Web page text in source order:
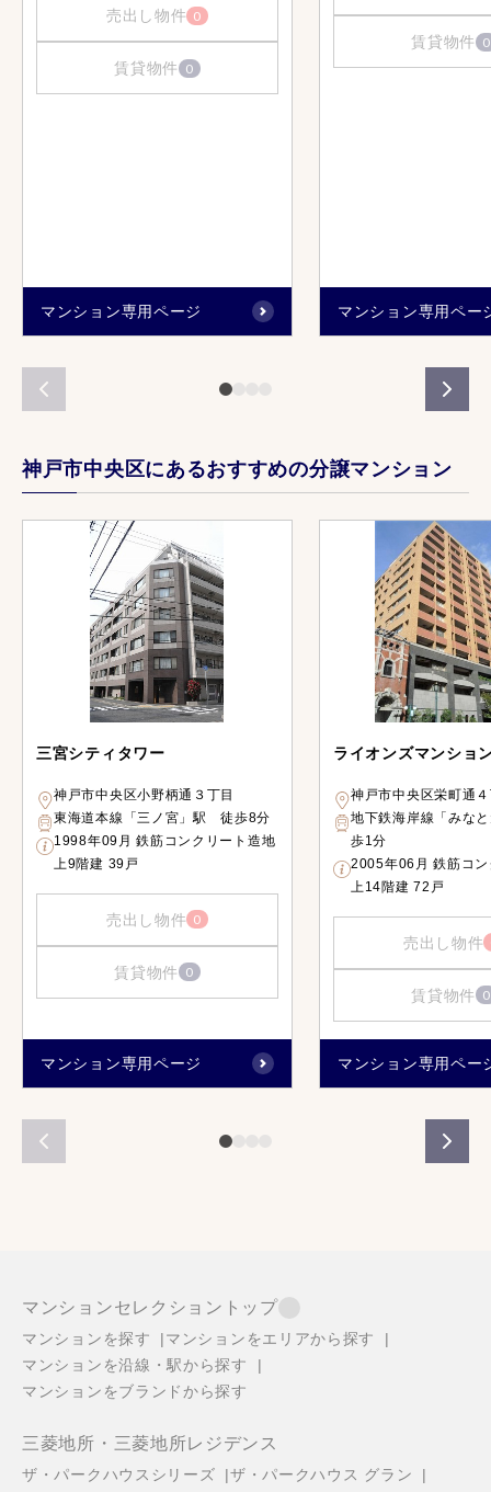
売出し物件 0
賃貸物件 0
マンション専用ページ
賃貸物件 0
マンション専用ペー
神戸市中央区にあるおすすめの分譲マンション
三宮シティタワー
神戸市中央区小野柄通３丁目
東海道本線「三ノ宮」駅 徒歩8分
1998年09月 鉄筋コンクリート造地
上9階建 39戸
売出し物件 0
賃貸物件 0
マンション専用ページ
ライオンズマンショ
神戸市中央区栄町通
地下鉄海岸線「みな
歩1分
2005年06月 鉄筋コ
上14階建 72戸
売出し物件
賃貸物件 0
マンション専用ペー
マンションセレクショントップ
マンションを探す
マンションをエリアから探す
マンションを沿線・駅から探す
マンションをブランドから探す
三菱地所・三菱地所レジデンス
ザ・パークハウスシリーズ ザ・パークハウス グラン